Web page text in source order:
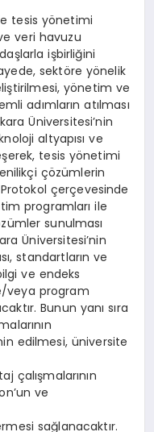
tesis yönetimi
veri havuzu
işbirliğini
sektöre yönelik
yönetim ve
adımların atılması
Üniversitesi’nin
altyapısı ve
tesis yönetimi
çözümlerin
çerçevesinde
programları ile
sunulması
Üniversitesi’nin
standartların ve
ve endeks
veya program
Bunun yanı sıra
edilmesi, üniversite
çalışmalarının
ve
sağlanacaktır.